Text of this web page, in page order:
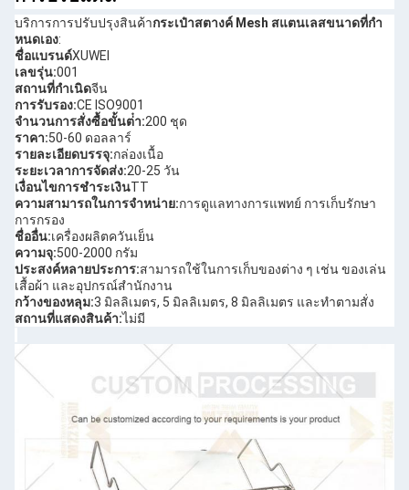
บริการการปรับปรุงสินค้ากระเป๋าสตางค์ Mesh สแตนเลสขนาดที่กํา
หนดเอง:
ชื่อแบรนด์XUWEI
เลขรุ่น:001
สถานที่กําเนิดจีน
การรับรอง:CE ISO9001
จํานวนการสั่งซื้อขั้นต่ํา:200 ชุด
ราคา:50-60 ดอลลาร์
รายละเอียดบรรจุ:กล่องเนื้อ
ระยะเวลาการจัดส่ง:20-25 วัน
เงื่อนไขการชําระเงินTT
ความสามารถในการจําหน่าย:การดูแลทางการแพทย์ การเก็บรักษา
การกรอง
ชื่ออื่น:เครื่องผลิตควันเย็น
ความจุ:500-2000 กรัม
ประสงค์หลายประการ:สามารถใช้ในการเก็บของต่าง ๆ เช่น ของเล่น
เสื้อผ้า และอุปกรณ์สํานักงาน
กว้างของหลุม:3 มิลลิเมตร, 5 มิลลิเมตร, 8 มิลลิเมตร และทําตามสั่ง
สถานที่แสดงสินค้า:ไม่มี